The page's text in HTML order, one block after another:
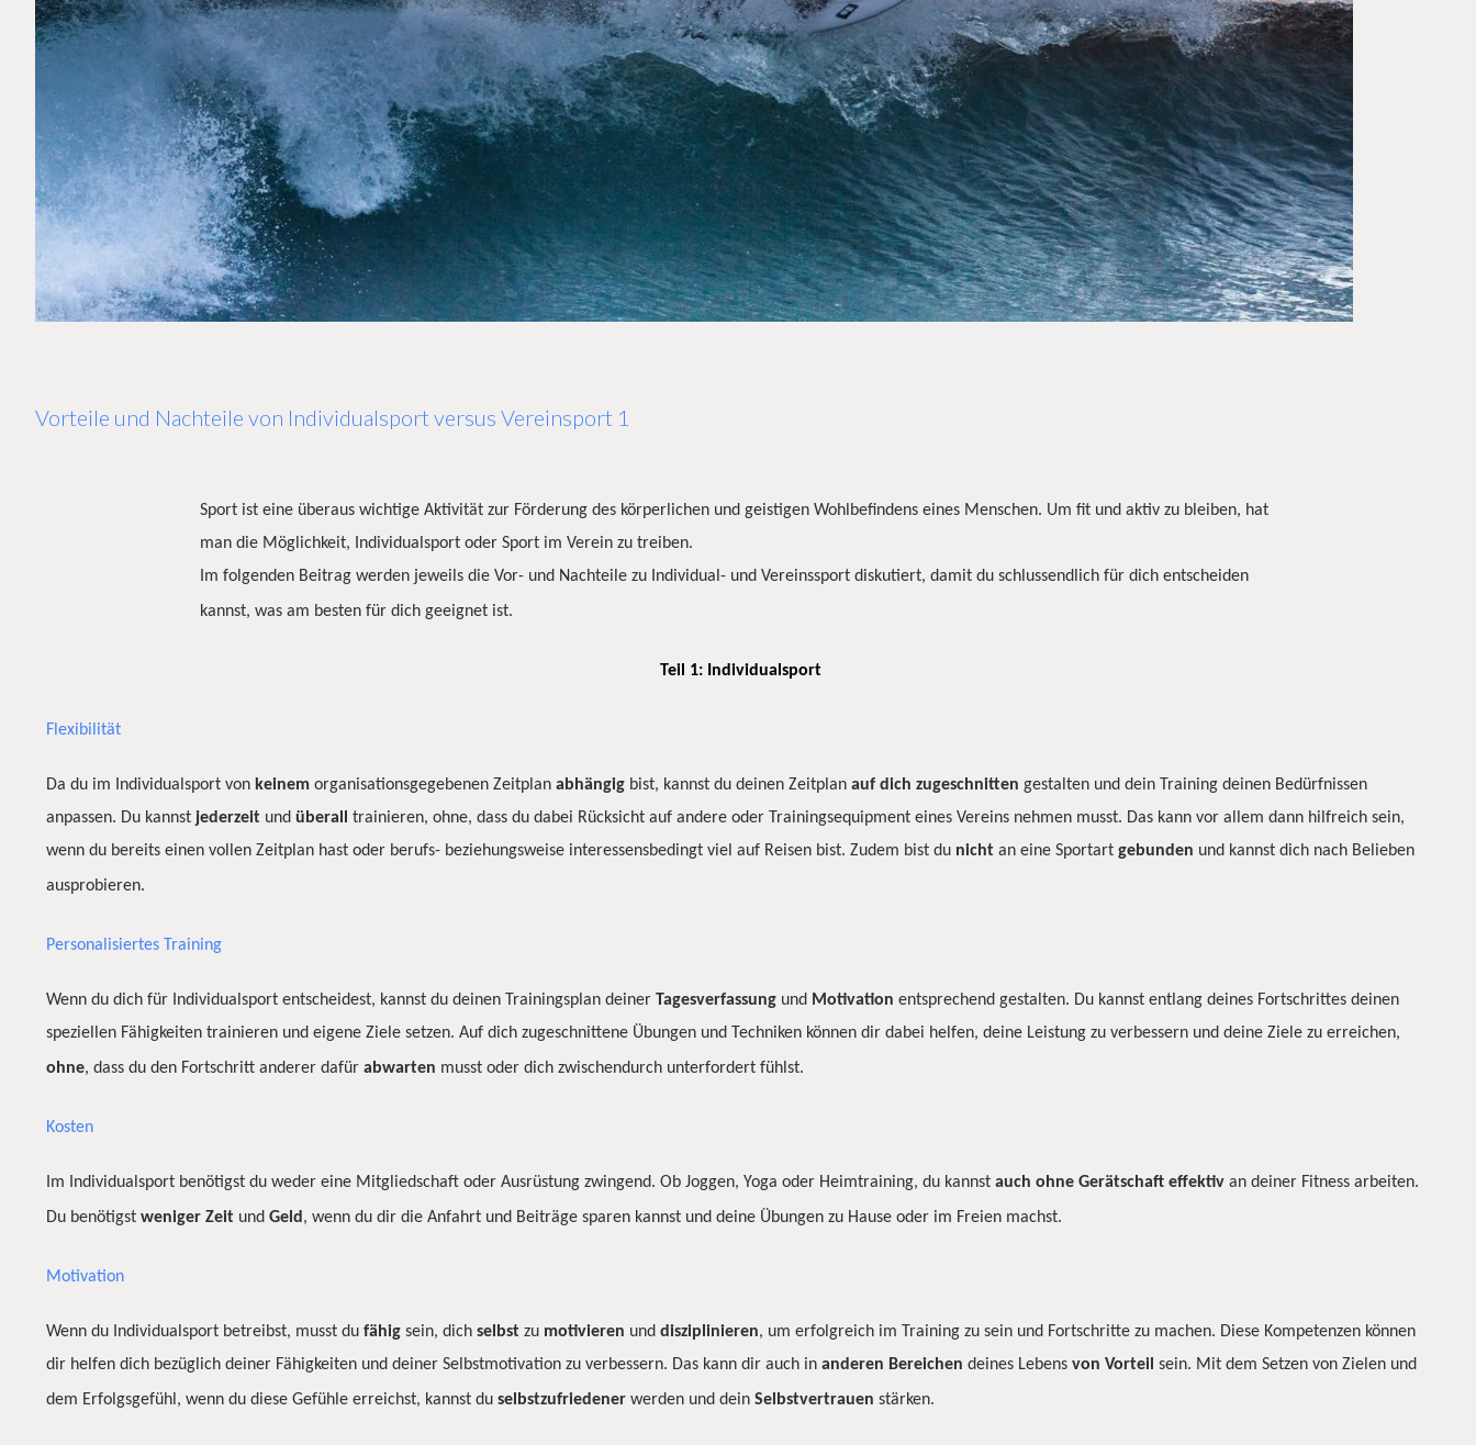
Vorteile und Nachteile von Individualsport versus Vereinsport 1
Sport ist eine überaus wichtige Aktivität zur Förderung des körperlichen und geistigen Wohlbefindens eines Menschen. Um fit und aktiv zu bleiben, hat
man die Möglichkeit, Individualsport oder Sport im Verein zu treiben.
Im folgenden Beitrag werden jeweils die Vor- und Nachteile zu Individual- und Vereinssport diskutiert, damit du schlussendlich für dich entscheiden
kannst, was am besten für dich geeignet ist.
Teil 1: Individualsport
Flexibilität
Da du im Individualsport von keinem organisationsgegebenen Zeitplan abhängig bist, kannst du deinen Zeitplan auf dich zugeschnitten gestalten und dein Training deinen Bedürfnissen
anpassen. Du kannst jederzeit und überall
trainieren, ohne, dass du dabei Rücksicht auf andere oder Trainingsequipment eines Vereins nehmen musst. Das kann vor allem dann hilfreich sein,
wenn du bereits einen vollen Zeitplan hast oder berufs- beziehungsweise interessensbedingt viel auf Reisen bist. Zudem bist du nicht an eine Sportart gebunden und kannst dich nach Belieben
ausprobieren.
Personalisiertes Training
Wenn du dich für Individualsport entscheidest, kannst du deinen Trainingsplan deiner Tagesverfassung und Motivation entsprechend gestalten. Du kannst entlang deines Fortschrittes deinen
speziellen Fähigkeiten trainieren und eigene Ziele setzen. Auf dich zugeschnittene Übungen und Techniken können dir dabei helfen, deine Leistung zu verbessern und deine Ziele zu erreichen,
ohne, dass du den Fortschritt anderer dafür abwarten musst oder dich zwischendurch unterfordert fühlst.
Kosten
Im Individualsport benötigst du weder eine Mitgliedschaft oder Ausrüstung zwingend. Ob Joggen, Yoga oder Heimtraining, du kannst auch ohne Gerätschaft effektiv an deiner Fitness arbeiten.
Du benötigst weniger Zeit und Geld , wenn du dir die Anfahrt und Beiträge sparen kannst und deine Übungen zu Hause oder im Freien machst.
Motivation
Wenn du Individualsport betreibst, musst du fähig sein, dich selbst zu motivieren und disziplinieren, um erfolgreich im Training zu sein und Fortschritte zu machen. Diese Kompetenzen können
dir helfen dich bezüglich deiner Fähigkeiten und deiner Selbstmotivation zu verbessern. Das kann dir auch in anderen Bereichen deines Lebens von Vorteil sein. Mit dem Setzen von Zielen und
dem Erfolgsgefühl, wenn du diese Gefühle erreichst, kannst du selbstzufriedener werden und dein Selbstvertrauen stärken.